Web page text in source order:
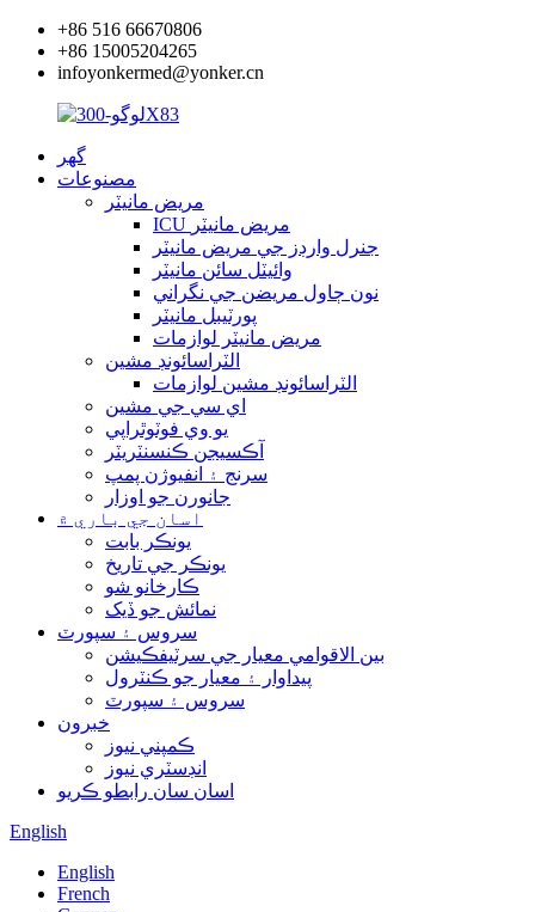
+86 516 66670806
+86 15005204265
infoyonkermed@yonker.cn
گھر
مصنوعات
مريض مانيٽر
ICU مريض مانيٽر
جنرل وارڊز جي مريض مانيٽر
وائيٽل سائن مانيٽر
نون ڄاول مريضن جي نگراني
پورٽيبل مانيٽر
مريض مانيٽر لوازمات
الٽراسائونڊ مشين
الٽراسائونڊ مشين لوازمات
اي سي جي مشين
يو وي فوٽوٿراپي
آڪسيجن ڪنسنٽريٽر
سرنج ۽ انفيوژن پمپ
جانورن جو اوزار
اسان جي باري ۾
يونڪر بابت
يونڪر جي تاريخ
ڪارخانو شو
نمائش جو ڏيک
سروس ۽ سپورٽ
بين الاقوامي معيار جي سرٽيفڪيشن
پيداوار ۽ معيار جو ڪنٽرول
سروس ۽ سپورٽ
خبرون
ڪمپني نيوز
انڊسٽري نيوز
اسان سان رابطو ڪريو
English
English
French